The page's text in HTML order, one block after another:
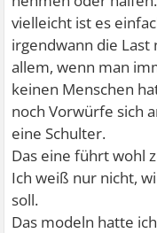
vielleicht ist es
irgendwann die
allem, wenn man
keinen Menschen
noch Vorwürfe sich
eine Schulter.
Das eine führt wohl
Ich weiß nur nicht,
soll.
Das modeln hatte